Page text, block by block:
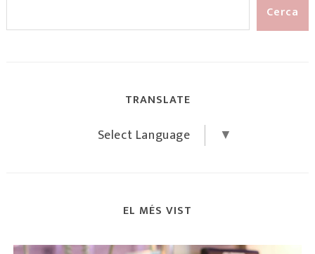
TRANSLATE
Select Language ▼
EL MÉS VIST